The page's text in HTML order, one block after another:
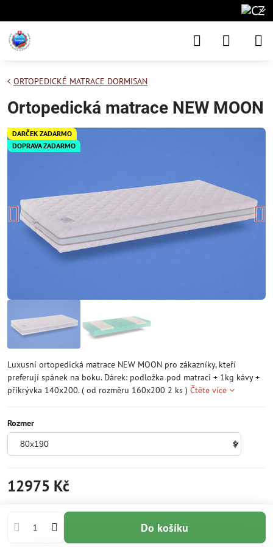
DARČEK ZADARMO
DOPRAVA ZADARMO
ORTOPEDICKÉ MATRACE DORMISAN
Ortopedická matrace NEW MOON
Luxusní ortopedická matrace NEW MOON pro zákazníky, kteří
preferují spánek na boku. Dárek: podložka pod matraci + 1kg kávy +
přikrývka 140x200. ( od rozměru 160x200 2 ks ) Čtěte více
Rozmer
12975 Kč
Do košíku